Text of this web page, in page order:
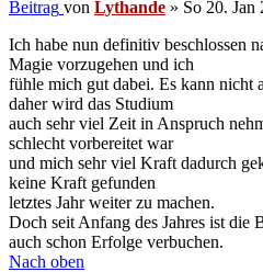
Beitrag von Lythande » So 20. Jan
Ich habe nun definitiv beschlossen
Magie vorzugehen und ich
fühle mich gut dabei. Es kann nicht
daher wird das Studium
auch sehr viel Zeit in Anspruch
schlecht vorbereitet war
und mich sehr viel Kraft dadurch
keine Kraft gefunden
letztes Jahr weiter zu machen.
Doch seit Anfang des Jahres ist die
auch schon Erfolge verbuchen.
Nach oben